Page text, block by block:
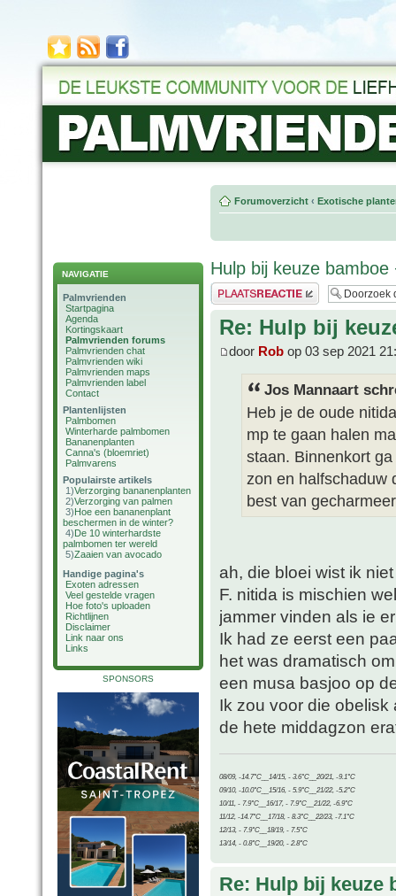
NAVIGATIE
Palmvrienden
Startpagina
Agenda
Kortingskaart
Palmvrienden forums
Palmvrienden chat
Palmvrienden wiki
Palmvrienden maps
Palmvrienden label
Contact
Plantenlijsten
Palmbomen
Winterharde palmbomen
Bananenplanten
Canna's (bloemriet)
Palmvarens
Populairste artikels
1)Verzorging bananenplanten
2)Verzorging van palmen
3)Hoe een bananenplant
beschermen in de winter?
4)De 10 winterhardste
palmbomen ter wereld
5)Zaaien van avocado
Handige pagina's
Exoten adressen
Veel gestelde vragen
Hoe foto's uploaden
Richtlijnen
Disclaimer
Link naar ons
Links
SPONSORS
Forumoverzicht ‹ Exotische
Hulp bij keuze bamboe
Plaats een reactie
Re: Hulp bij
door Rob op 03 sep 2021
Jos Mannaart
Heb je de oude
mp te gaan halen
staan. Binnenkort
zon en halfschaduw
best van
ah, die bloei wist ik
F. nitida is mischien
jammer vinden als ie
Ik had ze eerst een
het was dramatisch
een musa basjoo op
Ik zou voor die
de hete middagzon
08/09, -14.7°C__14/15, - 3.6°C__20/21, -9.1°C
09/10, -10.0°C__15/16, - 5.9°C__21/22, -5.2°C
10/11, - 7.9°C__16/17, - 7.9°C__21/22, -6.9°C
11/12, -14.7°C__17/18, - 8.3°C__22/23, -7.1°C
12/13, - 7.9°C__18/19, - 7.5°C
13/14, - 0.8°C__19/20, - 2.8°C
Re: Hulp bij keuze